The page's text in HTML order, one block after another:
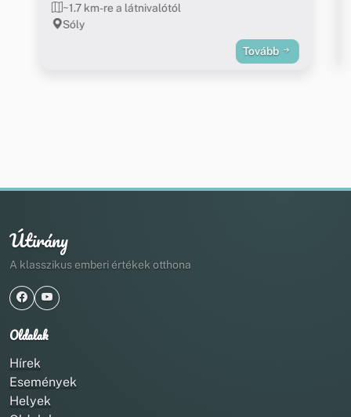
~1.7 km-re a látnivalótól
Sóly
Tovább
Útirány
A klasszikus emberi értékek otthona
Oldalak
Hírek
Események
Helyek